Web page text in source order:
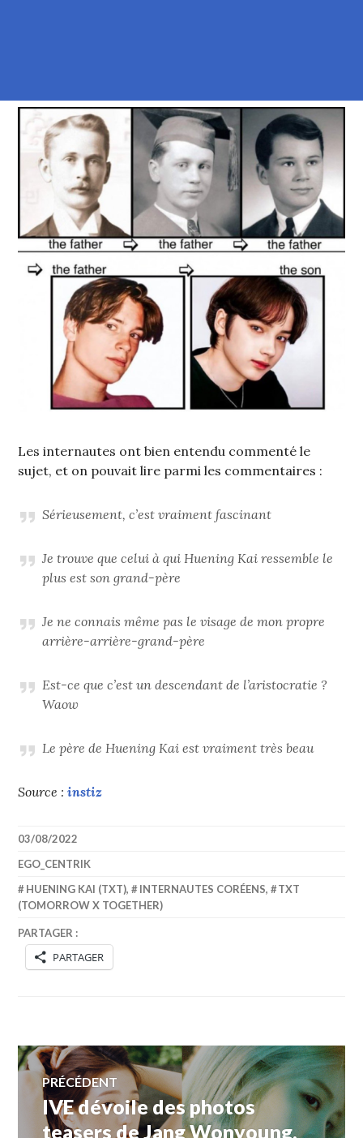
Les internautes ont bien entendu commenté le
sujet, et on pouvait lire parmi les commentaires :
Sérieusement, c’est vraiment fascinant
Je trouve que celui à qui Huening Kai ressemble le
plus est son grand-père
Je ne connais même pas le visage de mon propre
arrière-arrière-grand-père
Est-ce que c’est un descendant de l’aristocratie ?
Waow
Le père de Huening Kai est vraiment très beau
Source :instiz
03/08/2022
EGO_CENTRIK
HUENING KAI (TXT), INTERNAUTES CORÉENS,
TXT
(TOMORROW X TOGETHER)
PARTAGER :
PARTAGER
Navigation
de
PRÉCÉDENT
Article
précédent :
IVE dévoile des photos
teasers de Jang Wonyoung,